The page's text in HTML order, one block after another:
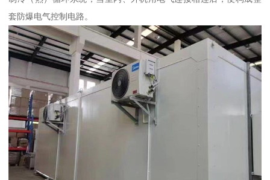
套防爆电气控制电路。